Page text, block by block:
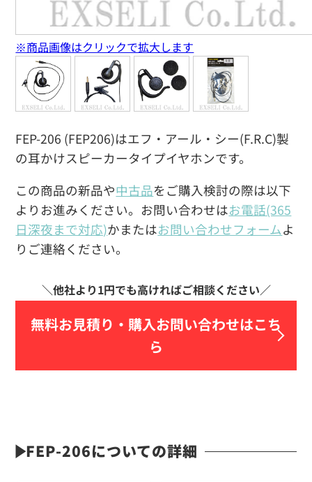
FEP-206 (FEP206)はエフ・アール・シー(F.R.C)製
の耳かけスピーカータイプイヤホンです。
この商品の新品や中古品をご購入検討の際は以下
よりお進みください。お問い合わせはお電話(365
日深夜まで対応)かまたはお問い合わせフォームよ
りご連絡ください。
無料お見積り・ 購入お問い合わせはこち
ら
※商品画像はクリックで拡大します
FEP-206についての詳細